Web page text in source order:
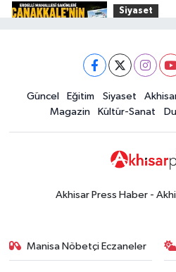
Siyaset
yaşadı
19:00Kadın ve Çocuk Giyimde Yeni
Dönem:
Çocuk
Güncel
18:57Akhisar'da Atatürk
Güncel Eğitim Siyaset
Magazin
Kültür-Sanat
Akhisar Press Haber -
Manisa Nöbetçi Eczaneler